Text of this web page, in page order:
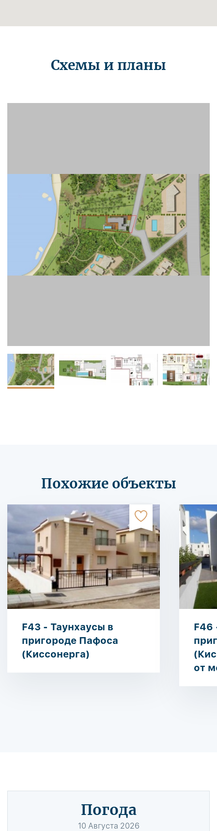
Схемы и планы
Похожие объекты
F43 - Таунхаусы в
пригороде Пафоса
(Киссонерга)
F46
от
Погода
10 Августа 2026